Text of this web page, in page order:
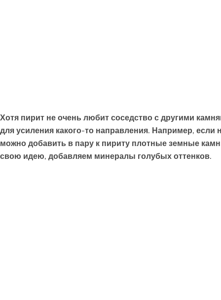
Хотя пирит не очень любит соседство с другими
для усиления какого-то направления. Например,
можно добавить в пару к пириту плотные земные
свою идею, добавляем минералы голубых оттенков.